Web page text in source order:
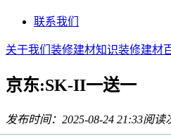
联系我们
关于我们 装修建材知识装修建材
京东:SK-II一送一
发布时间：2025-08-24 21:33阅读